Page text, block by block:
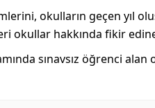
okulların geçen yıl
okullar hakkında fikir
sınavsız öğrenci